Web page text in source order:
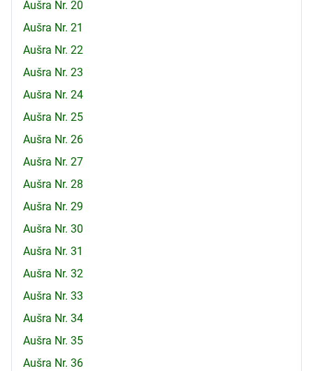
Aušra Nr. 20
Aušra Nr. 21
Aušra Nr. 22
Aušra Nr. 23
Aušra Nr. 24
Aušra Nr. 25
Aušra Nr. 26
Aušra Nr. 27
Aušra Nr. 28
Aušra Nr. 29
Aušra Nr. 30
Aušra Nr. 31
Aušra Nr. 32
Aušra Nr. 33
Aušra Nr. 34
Aušra Nr. 35
Aušra Nr. 36